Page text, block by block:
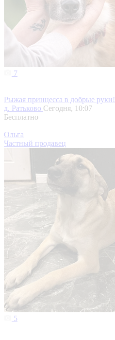
7
Рыжая принцесса в добрые руки!
д. Ратьково Сегодня, 10:07
Бесплатно
Ольга
Частный продавец
5